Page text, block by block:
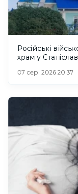
Російські
храм у
07 сер. 2026 20:37